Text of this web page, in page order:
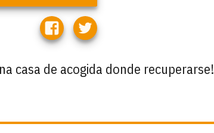
casa de acogida donde recuperarse!